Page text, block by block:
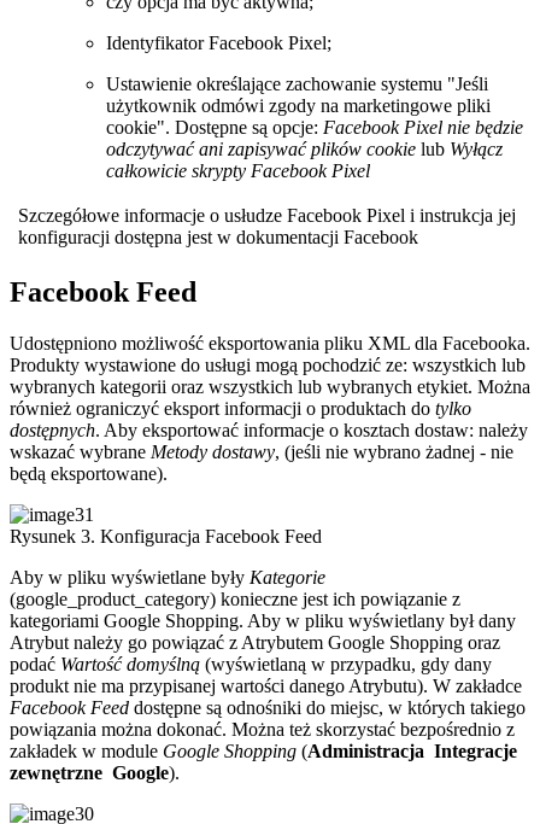
Identyfikator Facebook Pixel;
Ustawienie określające zachowanie systemu "Jeśli
użytkownik odmówi zgody na marketingowe pliki
cookie". Dostępne są opcje: Facebook Pixel nie będzie
odczytywać ani zapisywać plików cookie lub Wyłącz
całkowicie skrypty Facebook Pixel
Szczegółowe informacje o usłudze Facebook Pixel i instrukcja jej
konfiguracji dostępna jest w dokumentacji Facebook
Facebook Feed
Udostępniono możliwość eksportowania pliku XML dla Facebooka.
Produkty wystawione do usługi mogą pochodzić ze: wszystkich lub
wybranych kategorii oraz wszystkich lub wybranych etykiet. Można
również ograniczyć eksport informacji o produktach do tylko
dostępnych. Aby eksportować informacje o kosztach dostaw: należy
wskazać wybrane Metody dostawy, (jeśli nie wybrano żadnej - nie
będą eksportowane).
Rysunek 3. Konfiguracja Facebook Feed
Aby w pliku wyświetlane były Kategorie
(google_product_category) konieczne jest ich powiązanie z
kategoriami Google Shopping. Aby w pliku wyświetlany był dany
Atrybut należy go powiązać z Atrybutem Google Shopping oraz
podać Wartość domyślną (wyświetlaną w przypadku, gdy dany
produkt nie ma przypisanej wartości danego Atrybutu). W zakładce
Facebook Feed dostępne są odnośniki do miejsc, w których takiego
powiązania można dokonać. Można też skorzystać bezpośrednio z
zakładek w module Google Shopping (Administracja Integracje
zewnętrzne Google).